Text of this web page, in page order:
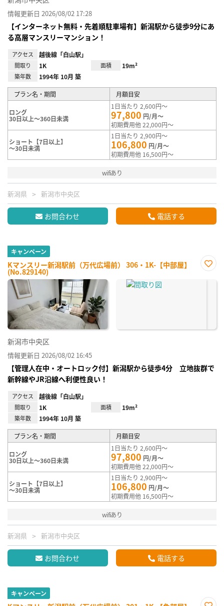
情報更新日 2026/08/02 17:28
【インターネット無料・先着順駐車場有】新潟駅から徒歩9分にあ
る高層マンスリーマンション！
アクセス 越後線「白山駅」
間取り 1K 面積 19m²
築年数 1994年 10月 築
プラン名・期間 月額目安
ロング
30日以上～360日未満
1日当たり 2,600円～
97,800 円/月～
初期費用他 22,000円～
ショート【7日以上】
～30日未満
1日当たり 2,900円～
106,800 円/月～
初期費用他 16,500円～
wifiあり
新潟県 新潟市中央区
お問合わせ 電話する
キャンペーン
Kマンスリー新潟駅前（万代広場前） 306・1K-【中部屋】
(No.829140)
に入
新潟市中央区
情報更新日 2026/08/02 16:45
【管理人在中・オートロック付】新潟駅から徒歩4分 立地抜群で
新幹線やJR沿線へ利便性良い！
アクセス 越後線「白山駅」
間取り 1K 面積 19m²
築年数 1994年 10月 築
プラン名・期間 月額目安
ロング
30日以上～360日未満
1日当たり 2,600円～
97,800 円/月～
初期費用他 22,000円～
ショート【7日以上】
～30日未満
1日当たり 2,900円～
106,800 円/月～
初期費用他 16,500円～
wifiあり
新潟県 新潟市中央区
お問合わせ 電話する
キャンペーン